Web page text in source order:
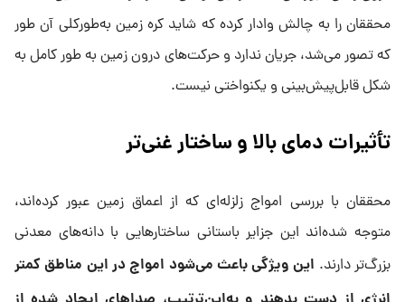
محققان را به چالش وادار کرده که شاید کره زمین به‌طورکلی آن طور
که تصور می‌شد، جریان ندارد و حرکت‌های درون زمین به طور کامل به
شکل قابل‌پیش‌بینی و یکنواختی نیست.
تأثیرات دمای بالا و ساختار غنی‌تر
محققان با بررسی امواج زلزله‌ای که از اعماق زمین عبور کرده‌اند،
متوجه شده‌اند این جزایر باستانی ساختارهایی با دانه‌های معدنی
بزرگ‌تر دارند. این ویژگی باعث می‌شود امواج در این مناطق کمتر